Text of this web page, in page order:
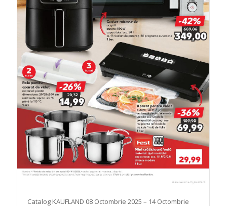
Catalog KAUFLAND 08 Octombrie 2025 – 14 Octombrie